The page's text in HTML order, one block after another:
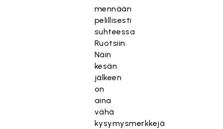
mennään
pelillisesti
suhteessa
Ruotsiin.
Näin
kesän
jälkeen
on
aina
vähä
kysymysmerkkejä